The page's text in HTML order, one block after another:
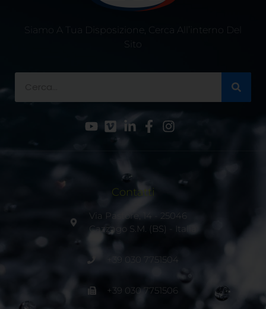
Siamo A Tua Disposizione, Cerca All’interno Del
Sito
Contatti
Via Pastore, 14 - 25046
Cazzago S.M. (BS) - Italia
+39 030 7751504
+39 030 7751506